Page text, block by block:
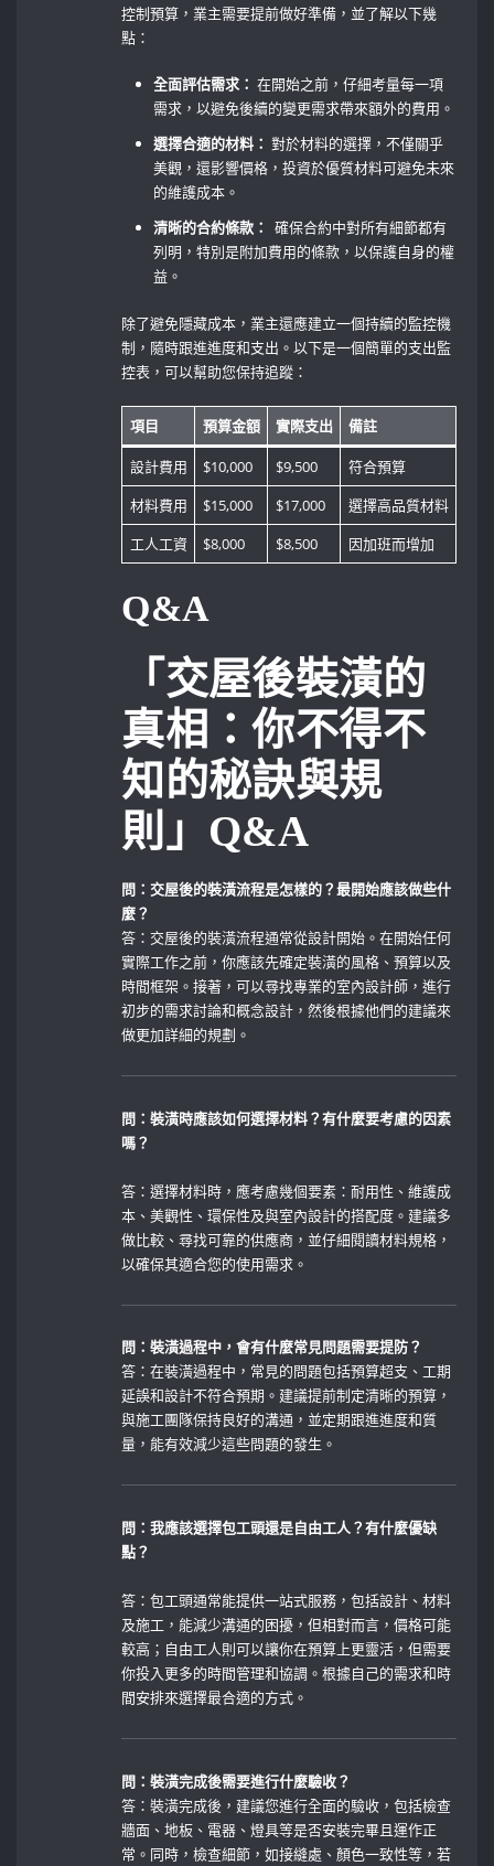
控制預算，業主需要提前做好準備，並了解以下幾
點：
全面評估需求： 在開始之前，仔細考量每一項
需求，以避免後續的變更需求帶來額外的費用。
選擇合適的材料： 對於材料的選擇，不僅關乎
美觀，還影響價格，投資於優質材料可避免未來
的維護成本。
清晰的合約條款：
‌ 確保合約中對所有細節都有
列明，特別是附加費用的條款，以保護自身的權
益。
除了避免隱藏成本，業主還應建立一個持續的監控機
制，隨時跟進進度和支出。以下是一個簡單的支出監
控表，可以幫助您保持追蹤：
項目 預算金額 實際支出 備註
設計費用 $10,000 $9,500
符合預算
材料費用
$15,000 $17,000
選擇高品質材料
工人工資
$8,000 $8,500 因加班而增加
Q&A
「交屋後裝潢的
真相：你不得不
知的秘訣與規
則」Q&A
問：交屋後的裝潢流程是怎樣的？最開始應該做些什
麼？
答：交屋後的裝潢流程通常從設計開始。在開始任何
實際工作之前，你應該先確定裝潢的風格、預算以及
時間框架。接著，可以尋找專業的室內設計師，進行
初步的需求討論和概念設計，然後根據他們的建議來
做更加詳細的規劃。
問：裝潢時應該如何選擇材料？有什麼要考慮的因素
嗎？
答：選擇材料時，應考慮幾個要素：耐用性、維護成
本、美觀性、環保性及與室內設計的搭配度。建議多
做比較、尋找可靠的供應商，並仔細閱讀材料規格，
以確保其適合您的使用需求。
問：裝潢過程中，會有什麼常見問題需要提防？
答：在裝潢過程中，常見的問題包括預算超支、工期
延誤和設計不符合預期。建議提前制定清晰的預算，
與施工團隊保持良好的溝通，並定期跟進進度和質
量，能有效減少這些問題的發生。
問：我應該選擇包工頭還是自由工人？有什麼優缺
點？
答：包工頭通常能提供一站式服務，包括設計、材料
及施工，能減少溝通的困擾，但相對而言，價格可能
較高；自由工人則可以讓你在預算上更靈活，但需要
你投入更多的時間管理和協調。根據自己的需求和時
間安排來選擇最合適的方式。
問：裝潢完成後需要進行什麼驗收？
答：裝潢完成後，建議您進行全面的驗收，包括檢查
牆面、地板、電器、燈具等是否安裝完畢且運作正
常。同時，檢查細節，如接縫處、顏色一致性等，若